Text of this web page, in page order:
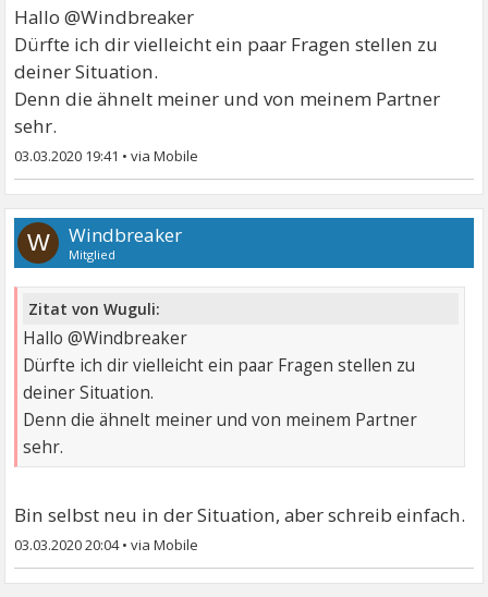
Hallo @Windbreaker
Dürfte ich dir vielleicht ein paar Fragen stellen zu
deiner Situation.
Denn die ähnelt meiner und von meinem Partner
sehr.
03.03.2020 19:41 •
W Windbreaker
Mitglied
Zitat von Wuguli:
Hallo @Windbreaker
Dürfte ich dir vielleicht ein paar Fragen stellen zu
deiner Situation.
Denn die ähnelt meiner und von meinem Partner
sehr.
Bin selbst neu in der Situation, aber schreib einfach.
03.03.2020 20:04•